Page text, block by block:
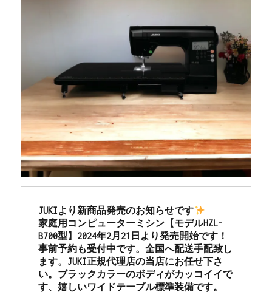
依
頼
☆
小
倉
南
区
の
お
客
様
よ
り
☆
九
州
市
の
ミ
シ
ン
JUKIより新商品発売のお知らせです
家庭用コンピューターミシン【モデルHZL-
B700型】2024年2月21日より発売開始です！
事前予約も受付中です。全国へ配送手配致し
ます。JUKI正規代理店の当店にお任せ下さ
い。ブラックカラーのボディがカッコイイで
す、嬉しいワイドテーブル標準装備です。